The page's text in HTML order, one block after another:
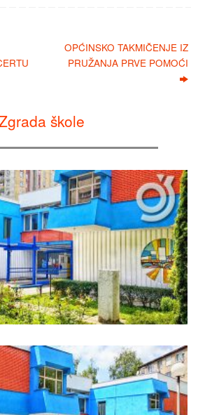
OPĆINSKO TAKMIČENJE IZ
PRUŽANJA PRVE POMOĆI
škole